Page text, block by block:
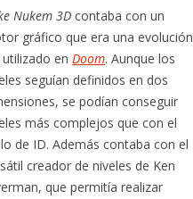
Nukem 3D contaba con un
gráfico que era una evolución
utilizado enDoom. Aunque los
seguían definidos en dos
se podían conseguir
más complejos que con el
de ID. Además contaba con el
creador de niveles de Ken
que permitía realizar